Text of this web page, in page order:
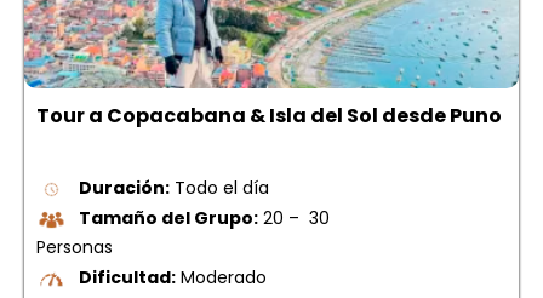
Tour a Copacabana & Isla del Sol desde Puno
Duración: Todo el día
Tamaño del Grupo: 20 – 30
Personas
Dificultad: Moderado